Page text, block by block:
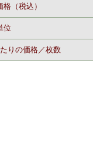
格（税込）
位
りの価格／枚数